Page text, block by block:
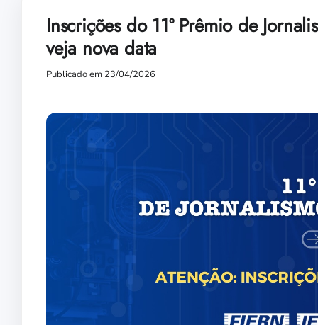
Inscrições do 11º Prêmio de
veja nova data
Publicado em 23/04/2026